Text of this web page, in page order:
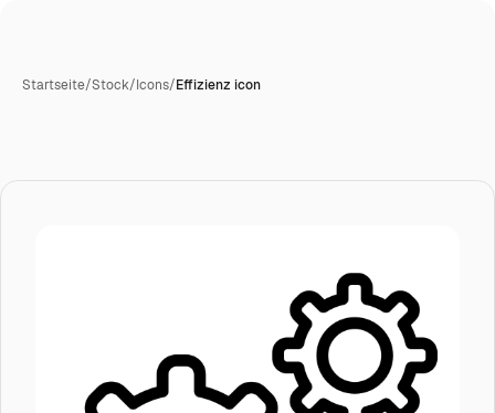
Startseite/Stock/Icons/Effizienz icon